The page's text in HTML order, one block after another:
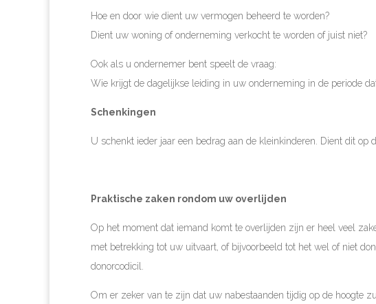
Hoe en door wie dient uw vermogen beheerd te worden?
Dient uw woning of onderneming verkocht te worden of juist niet?
Ook als u ondernemer bent speelt de vraag:
Wie krijgt de dagelijkse leiding in uw onderneming in de periode
Schenkingen
U schenkt ieder jaar een bedrag aan de kleinkinderen. Dient dit op
Praktische zaken rondom uw overlijden
Op het moment dat iemand komt te overlijden zijn er heel veel
met betrekking tot uw uitvaart, of bijvoorbeeld tot het wel of niet
donorcodicil.
Om er zeker van te zijn dat uw nabestaanden tijdig op de hoogte